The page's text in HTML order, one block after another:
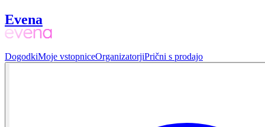
Evena
DogodkiMoje vstopniceOrganizatorjiPrični s prodajo